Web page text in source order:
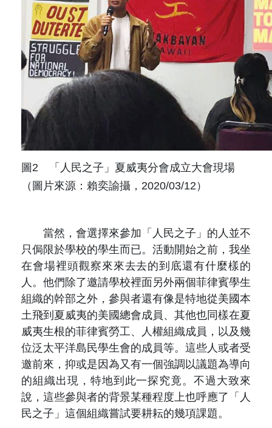
圖2 「人民之子」夏威夷分會成立大會現場
（圖片來源：賴奕諭攝，2020/03/12）
當然，會選擇來參加「人民之子」的人並不
只侷限於學校的學生而已。活動開始之前，我坐
在會場裡頭觀察來來去去的到底還有什麼樣的
人。他們除了邀請學校裡面另外兩個菲律賓學生
組織的幹部之外，參與者還有像是特地從美國本
土飛到夏威夷的美國總會成員、其他也同樣在夏
威夷生根的菲律賓勞工、人權組織成員，以及幾
位泛太平洋島民學生會的成員等。這些人或者受
邀前來，抑或是因為又有一個強調以議題為導向
的組織出現，特地到此一探究竟。不過大致來
說，這些參與者的背景某種程度上也呼應了「人
民之子」這個組織嘗試要耕耘的幾項課題。